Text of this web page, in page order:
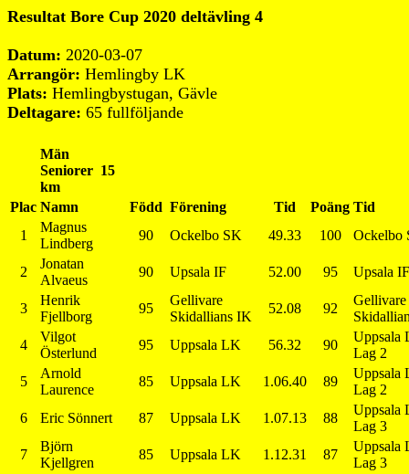
Resultat Bore Cup 2020 deltävling 4
Datum: 2020-03-07
Arrangör: Hemlingby LK
Plats: Hemlingbystugan, Gävle
Deltagare: 65 fullföljande
Män
Seniorer 15
km
Plac Namn Född Förening Tid Poäng Tid
1
Magnus
Lindberg
90 Ockelbo SK 49.33 100 Ockelbo
2
Jonatan
Alvaeus
90 Upsala IF 52.00 95 Upsala IF
3
Henrik
Fjellborg
95
Gellivare
Skidallians IK
52.08 92
Gellivare
4
Vilgot
Österlund
95 Uppsala LK 56.32 90
Uppsala
Lag 2
5
Arnold
Laurence
85 Uppsala LK 1.06.40 89
Uppsala
Lag 2
6
Eric Sönnert 87 Uppsala LK 1.07.13 88
Uppsala
Lag 3
7
Björn
Kjellgren
85 Uppsala LK 1.12.31 87
Uppsala
Lag 3